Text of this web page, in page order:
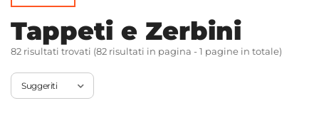
Tappeti e Zerbini
82 risultati trovati (82 risultati in pagina - 1 pagine in totale)